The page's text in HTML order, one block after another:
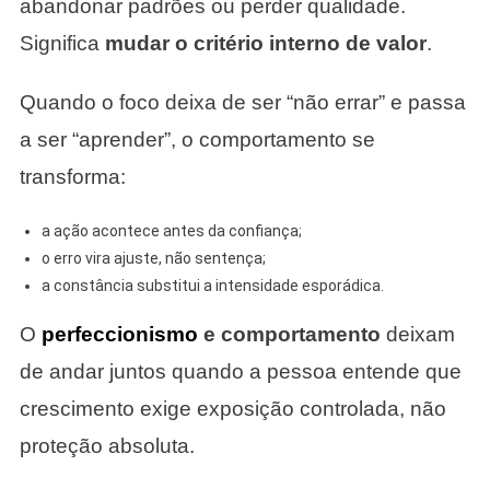
abandonar padrões ou perder qualidade.
Significa mudar o critério interno de valor.
Quando o foco deixa de ser “não errar” e passa
a ser “aprender”, o comportamento se
transforma:
a ação acontece antes da confiança;
o erro vira ajuste, não sentença;
a constância substitui a intensidade esporádica.
O perfeccionismo e comportamento deixam
de andar juntos quando a pessoa entende que
crescimento exige exposição controlada, não
proteção absoluta.